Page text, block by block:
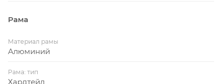
Рама
Материал рамы
Алюминий
Рама: тип
Хардтейл